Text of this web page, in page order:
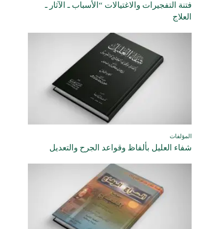
فتنة التفجيرات والاغتيالات “الأسباب ـ الآثار ـ
العلاج
المؤلفات
شفاء العليل بألفاظ وقواعد الجرح والتعديل